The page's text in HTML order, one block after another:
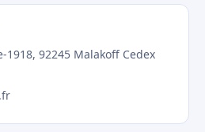
1918, 92245 Malakoff Cedex